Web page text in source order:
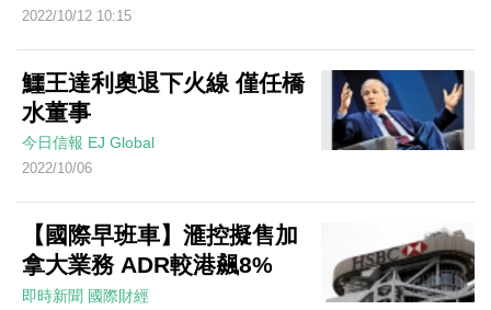
2022/10/12 10:15
鱷王達利奧退下火線 僅任橋
水董事
今日信報 EJ Global
2022/10/06
【國際早班車】滙控擬售加
拿大業務 ADR較港飆8%
即時新聞 國際財經